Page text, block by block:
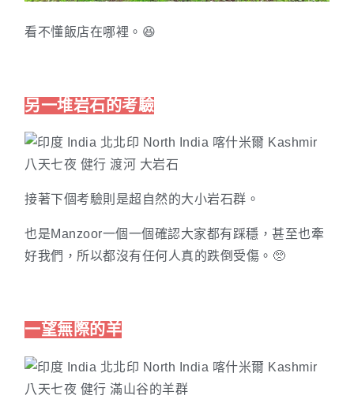
看不懂飯店在哪裡。😆
另一堆岩石的考驗
接著下個考驗則是超自然的大小岩石群。
也是Manzoor一個一個確認大家都有踩穩，甚至也牽
好我們，所以都沒有任何人真的跌倒受傷。🥺
一望無際的羊